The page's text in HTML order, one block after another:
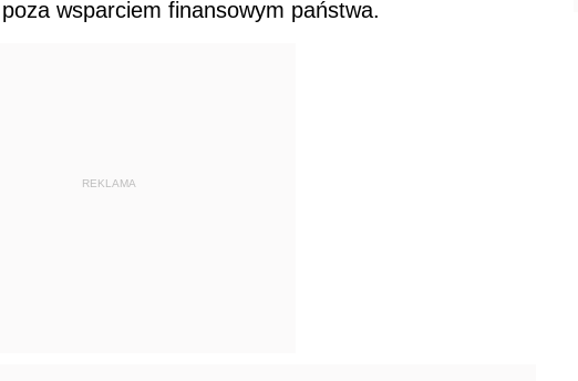
wsparciem finansowym państwa.
REKLAMA